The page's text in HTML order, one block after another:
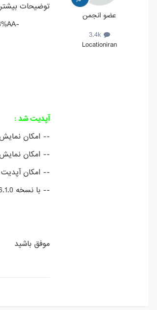
عضو انجمن
Locationiran
توضیحات بیشتر
آپدیت شد :
-- امکان
-- امکان
-- امکان
-- با نسخه 1.6.1.0 سازگار شد
موفق باشید